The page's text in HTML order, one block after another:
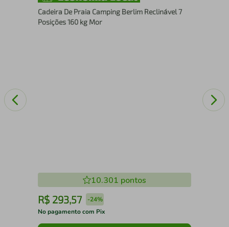
Cadeira De Praia Camping Berlim Reclinável 7
Posições 160 kg Mor
10.301 pontos
R$ 293,57 -24%
No pagamento com Pix